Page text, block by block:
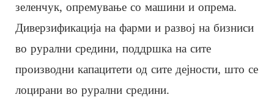
зеленчук, опремување со машини и опрема.
Диверзификација на фарми и развој на бизниси
во рурални средини, поддршка на сите
производни капацитети од сите дејности, што се
лоцирани во рурални средини.